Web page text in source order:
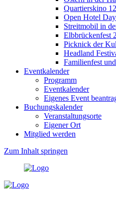
Quartierskino
Open Hotel
Streitmobil in
Elbbrückenfest
Picknick der
Headland
Familienfest
Eventkalender
Programm
Eventkalender
Eigenes Event
Buchungskalender
Veranstaltungsorte
Eigener Ort
Mitglied werden
Zum Inhalt springen